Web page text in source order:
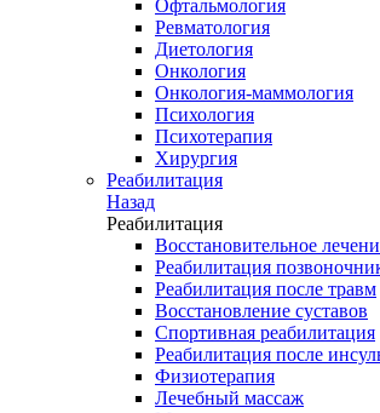
Офтальмология
Ревматология
Диетология
Онкология
Онкология-маммология
Психология
Психотерапия
Хирургия
Реабилитация
Назад
Реабилитация
Восстановительное
Реабилитация
Реабилитация после травм
Восстановление суставов
Спортивная реабилитация
Реабилитация после
Физиотерапия
Лечебный массаж